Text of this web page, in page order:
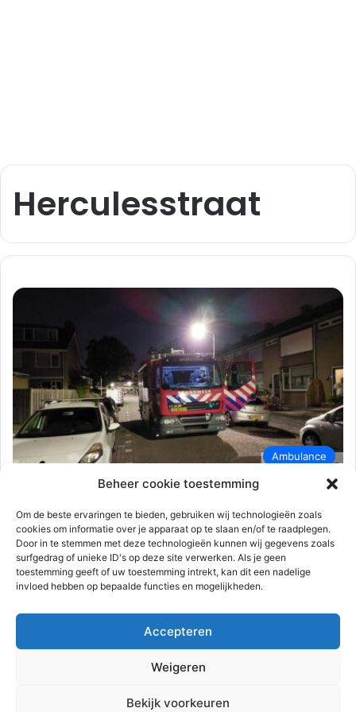
Beheer cookie toestemming
Om de beste ervaringen te bieden, gebruiken wij technologieën zoals
cookies om informatie over je apparaat op te slaan en/of te raadplegen.
Door in te stemmen met deze technologieën kunnen wij gegevens zoals
surfgedrag of unieke ID's op deze site verwerken. Als je geen
toestemming geeft of uw toestemming intrekt, kan dit een nadelige
invloed hebben op bepaalde functies en mogelijkheden.
Accepteren
Weigeren
Bekijk voorkeuren
Herculesstraat
Ambulance
29 juli 2023 0 533
Persoon zwaargewond na steekvlam |
Herculesstraat Spijkenisse
Spijkenisse – Vrijdagavond 28 juli tegen 23.15 uur werd
melding gedaan van een brand bij een hoekwoning aan de